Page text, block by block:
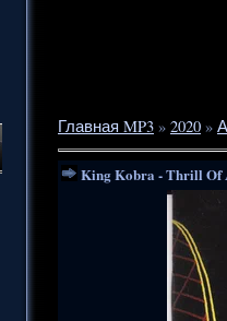
Главная MP3 » 2020 »
King Kobra - Thrill Of